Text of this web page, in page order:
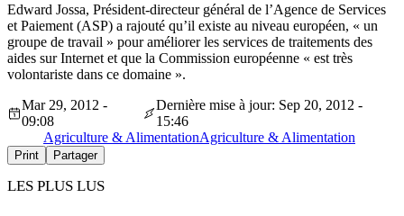
Edward Jossa, Président-directeur général de l’Agence de Services
et Paiement (ASP) a rajouté qu’il existe au niveau européen, « un
groupe de travail » pour améliorer les services de traitements des
aides sur Internet et que la Commission européenne « est très
volontariste dans ce domaine ».
Mar 29, 2012 -
09:08
Dernière mise à jour: Sep 20, 2012 -
15:46
Agriculture & AlimentationAgriculture & Alimentation
Print Partager
LES PLUS LUS